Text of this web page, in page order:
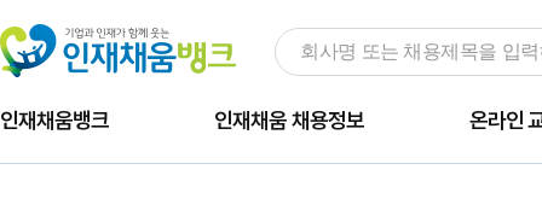
인재채움뱅크 인재채움 채용정보 온라인